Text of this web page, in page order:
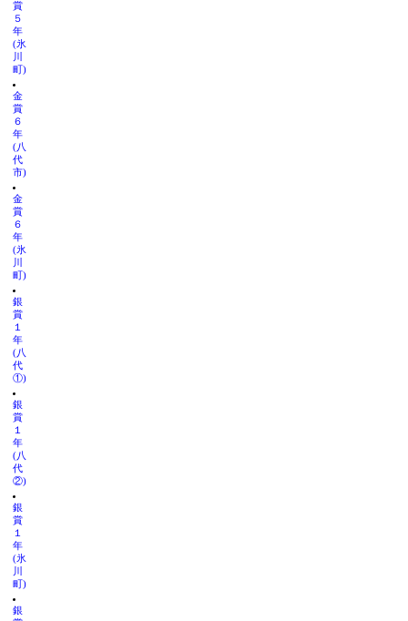
賞
５
年
(氷
川
町)
金
賞
６
年
(八
代
市)
金
賞
６
年
(氷
川
町)
銀
賞
１
年
(八
代
①)
銀
賞
１
年
(八
代
②)
銀
賞
１
年
(氷
川
町)
銀